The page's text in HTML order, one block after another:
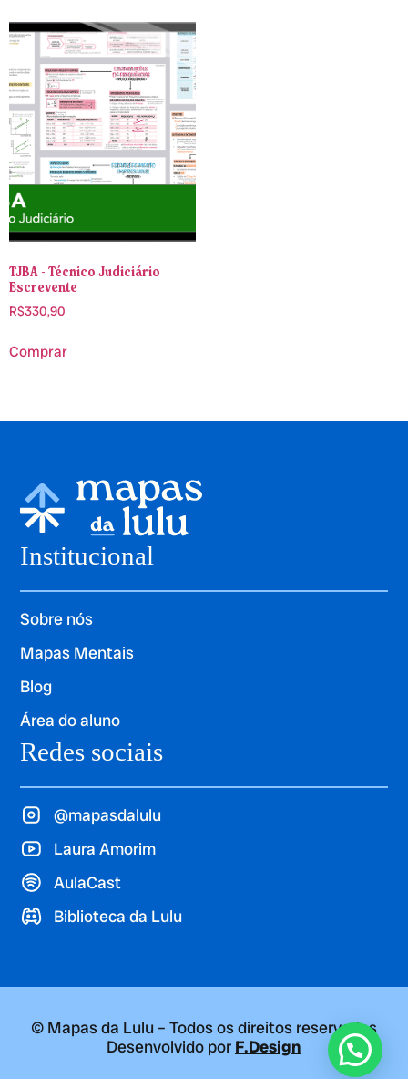
TJBA - Técnico Judiciário
Escrevente
R$330,90
Comprar
Institucional
Sobre nós
Mapas Mentais
Blog
Área do aluno
Redes sociais
@mapasdalulu
Laura Amorim
AulaCast
Biblioteca da Lulu
© Mapas da Lulu – Todos os direitos reservados
Desenvolvido por F.Design